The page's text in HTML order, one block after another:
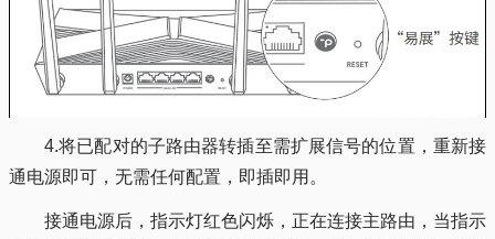
4.将已配对的子路由器转插至需扩展信号的位置，重新接
通电源即可，无需任何配置，即插即用。
接通电源后，指示灯红色闪烁，正在连接主路由，当指示